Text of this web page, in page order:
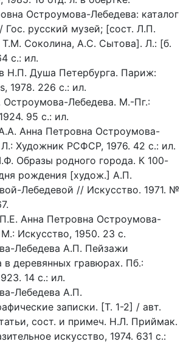
Остроумова-Лебедева: каталог
Гос. русский музей; [сост. Л.П.
Т.М. Соколина, А.С. Сытова]. Л.: [б.
с.: ил.
Н.П. Душа Петербурга. Париж:
1978. 226 с.: ил.
Остроумова-Лебедева. М.-Пг.:
95 с.: ил.
Анна Петровна Остроумова-
Художник РСФСР, 1976. 42 с.: ил.
Образы родного города. К 100-
рождения [худож.] А.П.
Лебедевой // Искусство. 1971. №
Анна Петровна Остроумова-
Искусство, 1950. 23 с.
Лебедева А.П. Пейзажи
в деревянных гравюрах. Пб.:
14 с.: ил.
Лебедева А.П.
записки. [Т. 1-2] / авт.
сост. и примеч. Н.Л. Приймак.
искусство, 1974. 631 с.: